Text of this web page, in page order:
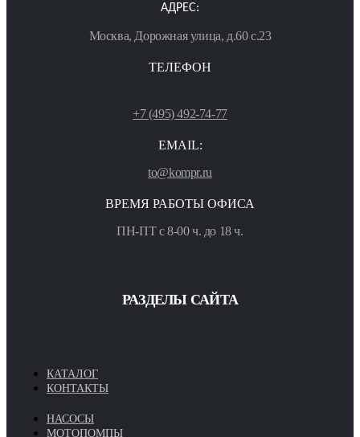
АДРЕС:
Москва, Дорожная улица, д.60 с.23
ТЕЛЕФОН
+7 (495) 492-74-77
EMAIL:
to@kompr.ru
ВРЕМЯ РАБОТЫ ОФИСА
ПН-ПТ с 8-00 ч. до 18 ч.
РАЗДЕЛЫ САЙТА
КАТАЛОГ
КОНТАКТЫ
НАСОСЫ
МОТОПОМПЫ